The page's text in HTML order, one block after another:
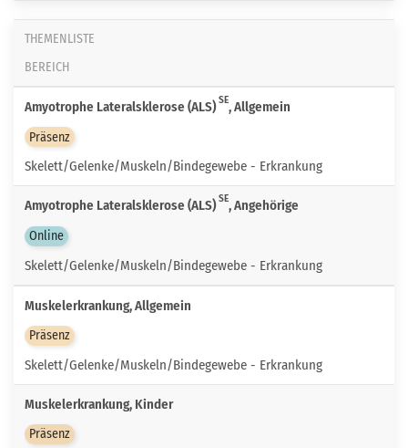
THEMENLISTE
BEREICH
Amyotrophe Lateralsklerose (ALS)SE, Allgemein
Präsenz
Skelett/Gelenke/Muskeln/Bindegewebe - Erkrankung
Amyotrophe Lateralsklerose (ALS)SE, Angehörige
Online
Skelett/Gelenke/Muskeln/Bindegewebe - Erkrankung
Muskelerkrankung, Allgemein
Präsenz
Skelett/Gelenke/Muskeln/Bindegewebe - Erkrankung
Muskelerkrankung, Kinder
Präsenz